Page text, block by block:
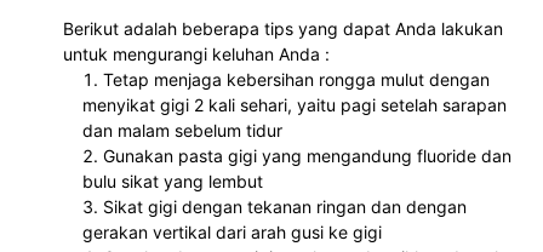
Berikut adalah beberapa tips yang dapat Anda lakukan
untuk mengurangi keluhan Anda :
Tetap menjaga kebersihan rongga mulut dengan
menyikat gigi 2 kali sehari, yaitu pagi setelah sarapan
dan malam sebelum tidur
Gunakan pasta gigi yang mengandung fluoride dan
bulu sikat yang lembut
Sikat gigi dengan tekanan ringan dan dengan
gerakan vertikal dari arah gusi ke gigi